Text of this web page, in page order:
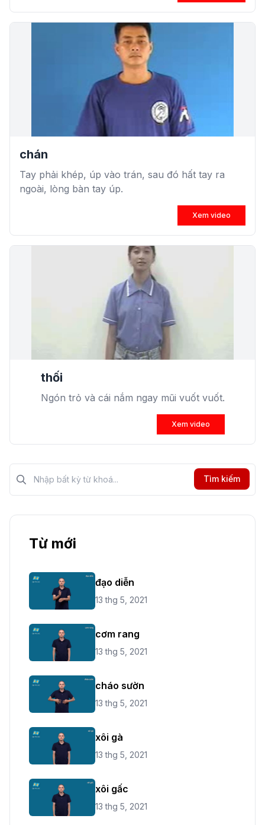
chán
Tay phải khép, úp vào trán, sau đó hất tay ra
ngoài, lòng bàn tay úp.
Xem video
thối
Ngón trỏ và cái nắm ngay mũi vuốt vuốt.
Xem video
Tìm kiếm?>
Tìm kiếm
Từ mới
đạo diễn
13 thg 5, 2021
cơm rang
13 thg 5, 2021
cháo sườn
13 thg 5, 2021
xôi gà
13 thg 5, 2021
xôi gấc
13 thg 5, 2021